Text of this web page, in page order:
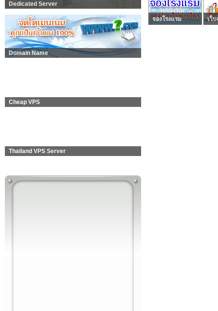
Dedicated Server
Domain Name
Cheap VPS
Thailand VPS Server
จองโรงแรม เว็บ